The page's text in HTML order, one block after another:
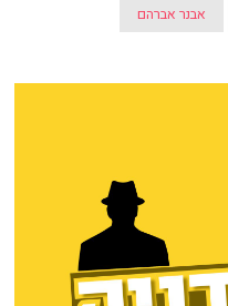
אבנר אברהם